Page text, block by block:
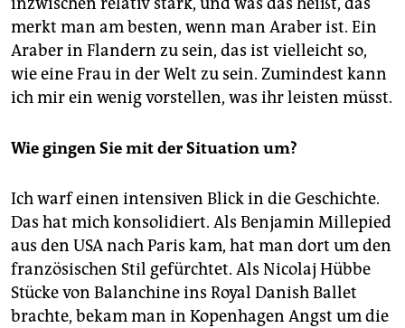
merkt man am besten, wenn man Araber ist. Ein
Araber in Flandern zu sein, das ist vielleicht so,
wie eine Frau in der Welt zu sein. Zumindest kann
ich mir ein wenig vorstellen, was ihr leisten müsst.
Wie gingen Sie mit der Situation um?
Ich warf einen intensiven Blick in die Geschichte.
Das hat mich konsolidiert. Als Benjamin Mille­pied
aus den USA nach Paris kam, hat man dort um den
französischen Stil gefürchtet. Als Nicolaj Hübbe
Stücke von Balanchine ins Royal Danish Ballet
brachte, bekam man in Kopenhagen Angst um die